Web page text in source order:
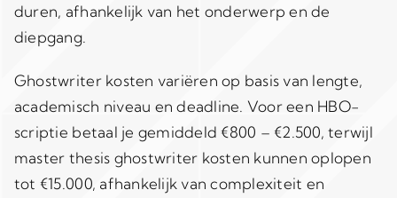
duren, afhankelijk van het onderwerp en de
diepgang.
Ghostwriter kosten variëren op basis van lengte,
academisch niveau en deadline. Voor een HBO-
scriptie betaal je gemiddeld €800 – €2.500, terwijl
master thesis ghostwriter kosten kunnen oplopen
tot €15.000, afhankelijk van complexiteit en